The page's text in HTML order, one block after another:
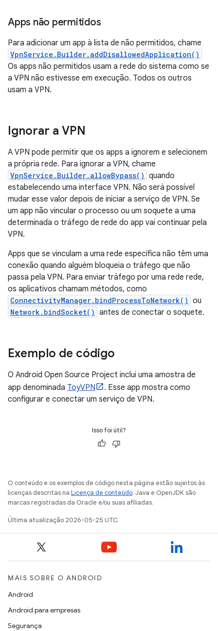
Apps não permitidos
Para adicionar um app à lista de não permitidos, chame
VpnService.Builder.addDisallowedApplication()
Os apps não permitidos usam a rede do sistema como se
a VPN não estivesse em execução. Todos os outros
usam a VPN.
Ignorar a VPN
A VPN pode permitir que os apps a ignorem e selecionem
a própria rede. Para ignorar a VPN, chame
VpnService.Builder.allowBypass() quando
estabelecendo uma interface VPN. Não será possível
mudar esse valor depois de iniciar a serviço de VPN. Se
um app não vincular o processo ou um soquete a uma
determinada o tráfego de rede do app vai continuar pela
VPN.
Apps que se vinculam a uma rede específica não têm uma
conexão quando alguém bloqueia o tráfego que não
passa pela VPN. Para enviar tráfego por uma rede rede,
os aplicativos chamam métodos, como
ConnectivityManager.bindProcessToNetwork() ou
Network.bindSocket() antes de conectar o soquete.
Exemplo de código
O Android Open Source Project inclui uma amostra de
app denominada ToyVPN
. Esse app mostra como
configurar e conectar um serviço de VPN.
Isso foi útil?
O conteúdo e os exemplos de código nesta página estão sujeitos às
licenças descritas na Licença de conteúdo. Java e OpenJDK são
marcas registradas da Oracle e/ou suas afiliadas.
Última atualização 2026-05-25 UTC.
MAIS SOBRE O ANDROID
Android
Android para empresas
Segurança